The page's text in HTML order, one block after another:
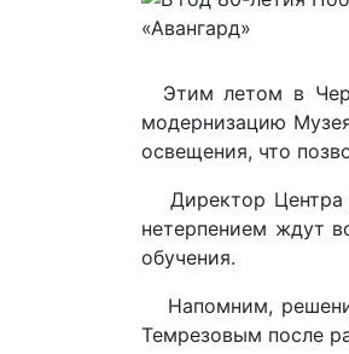
Этим летом в
модернизацию
освещения, что
Директор Центра
нетерпением ждут
обучения.
Напомним,
Темрезовым после